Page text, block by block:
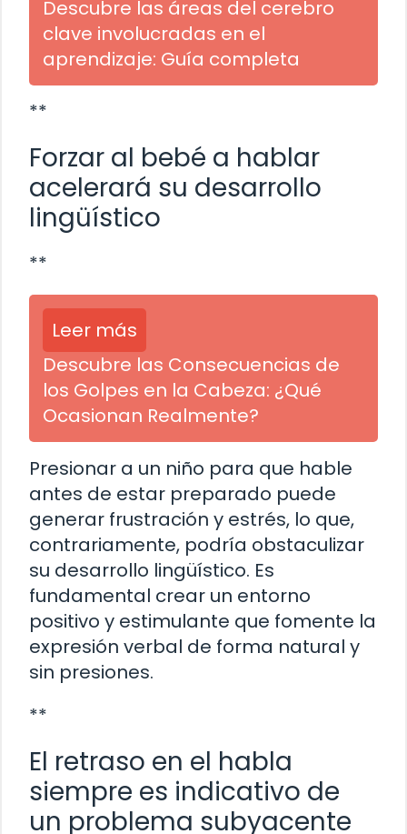
Descubre las áreas del cerebro
clave involucradas en el
aprendizaje: Guía completa
**
Forzar al bebé a hablar
acelerará su desarrollo
lingüístico
**
Leer más
Descubre las Consecuencias de
los Golpes en la Cabeza: ¿Qué
Ocasionan Realmente?
Presionar a un niño para que hable
antes de estar preparado puede
generar frustración y estrés, lo que,
contrariamente, podría obstaculizar
su desarrollo lingüístico. Es
fundamental crear un entorno
positivo y estimulante que fomente la
expresión verbal de forma natural y
sin presiones.
**
El retraso en el habla
siempre es indicativo de
un problema subyacente